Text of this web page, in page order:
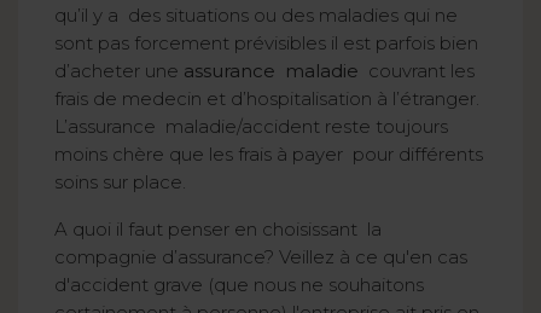
qu’il y a des situations ou des maladies qui ne
sont pas forcement prévisibles il est parfois bien
d’acheter une assurance maladie couvrant les
frais de medecin et d’hospitalisation à l’étranger.
L’assurance maladie/accident reste toujours
moins chère que les frais à payer pour différents
soins sur place.
A quoi il faut penser en choisissant la
compagnie d’assurance? Veillez à ce qu'en cas
d'accident grave (que nous ne souhaitons